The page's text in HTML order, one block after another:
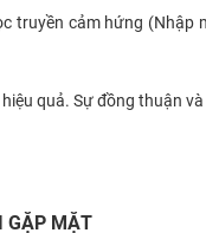
truyền cảm hứng
quả. Sự đồng thuận
GẶP MẶT